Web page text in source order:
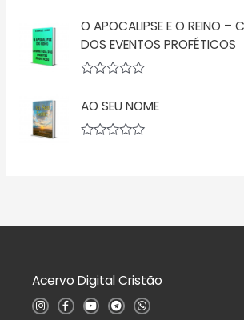
e
5
ç
ã
o
0
e
a
l
i
a
ç
ã
0
d
e
O APOCALIPSE E O REINO –
DOS EVENTOS PROFÉTICOS
A
a
i
5
AO SEU NOME
e
Acervo Digital Cristão
I
n
F
a
Y
o
T
e
W
h